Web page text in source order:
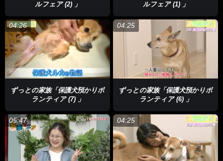
ルフェア (2) 」
ルフェア (1) 」
04:26
ずっとの家族「保護犬預かりボ
ランティア (7) 」
04:25
ずっとの家族「保護犬預かりボ
ランティア (6) 」
05:47 04:25